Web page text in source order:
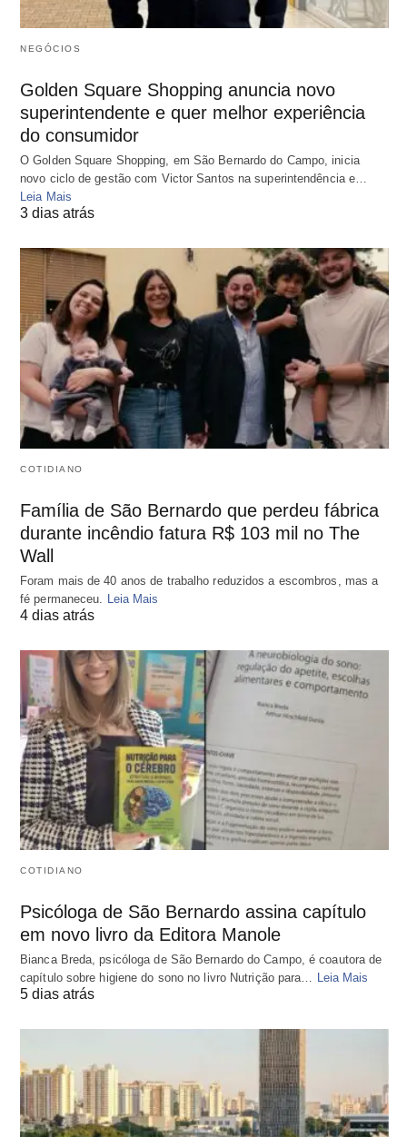
NEGÓCIOS
Golden Square Shopping anuncia novo
superintendente e quer melhor experiência
do consumidor
O Golden Square Shopping, em São Bernardo do Campo, inicia
novo ciclo de gestão com Victor Santos na superintendência e…
Leia Mais
3 dias atrás
COTIDIANO
Família de São Bernardo que perdeu fábrica
durante incêndio fatura R$ 103 mil no The
Wall
Foram mais de 40 anos de trabalho reduzidos a escombros, mas a
fé permaneceu. Leia Mais
4 dias atrás
COTIDIANO
Psicóloga de São Bernardo assina capítulo
em novo livro da Editora Manole
Bianca Breda, psicóloga de São Bernardo do Campo, é coautora de
capítulo sobre higiene do sono no livro Nutrição para… Leia Mais
5 dias atrás